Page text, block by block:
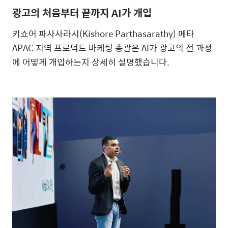
광고의 처음부터 끝까지AI가 개입
키쇼어 파사사라시(Kishore Parthasarathy) 메타
APAC 지역 프로덕트 마케팅 총괄은AI가 광고의 전 과정
에 어떻게 개입하는지 상세히 설명했습니다.